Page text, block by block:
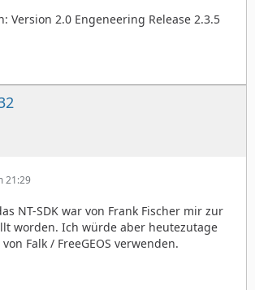
Version 2.0 Engeneering Release 2.3.5
21:29
NT-SDK war von Frank Fischer mir zur
worden. Ich würde aber heutezutage
Falk / FreeGEOS verwenden.